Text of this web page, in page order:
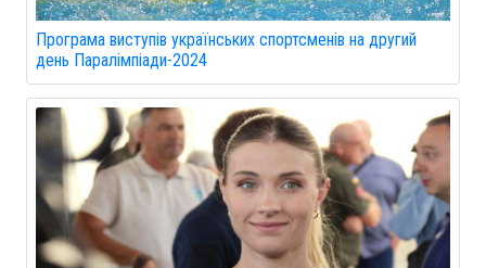
Програма виступів українських спортсменів на другий
день Паралімпіади-2024